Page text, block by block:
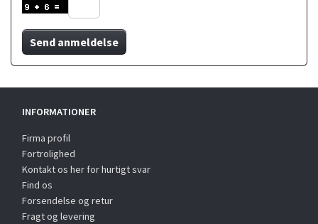
Send anmeldelse
INFORMATIONER
Firma profil
Fortrolighed
Kontakt os her for hurtigt svar
Find os
Forsendelse og retur
Fragt og levering